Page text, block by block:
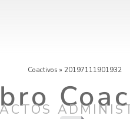
Coactivos » 20197111901932